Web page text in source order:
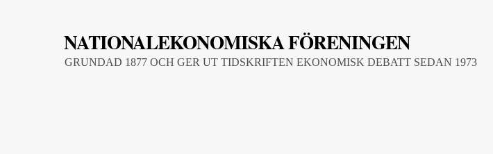
NATIONALEKONOMISKA FÖRENINGEN
GRUNDAD 1877 OCH GER UT TIDSKRIFTEN EKONOMISK DEBATT SEDAN 1973